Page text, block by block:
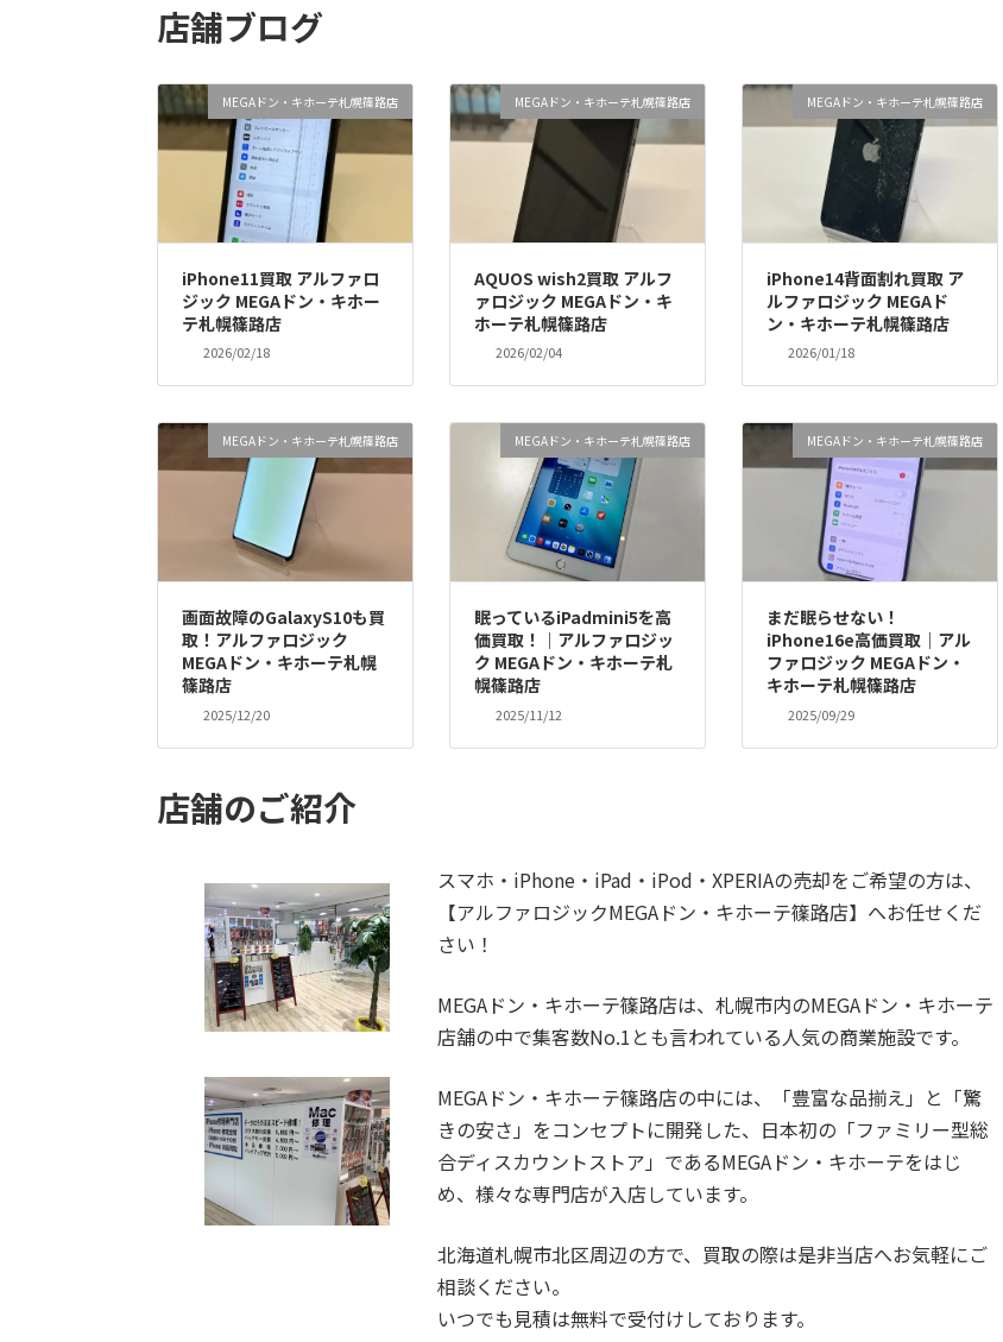
店舗ブログ
MEGAドン・キホーテ札幌篠路店
iPhone11買取 アルファロ
ジック MEGAドン・キホー
テ札幌篠路店
2026/02/18
MEGAドン・キホーテ札幌篠路店
AQUOS wish2買取 アルフ
ァロジック MEGAドン・キ
ホーテ札幌篠路店
2026/02/04
MEGAドン・キホーテ札幌篠路店
iPhone14背面割れ買取 ア
ルファロジック MEGAド
ン・キホーテ札幌篠路店
2026/01/18
MEGAドン・キホーテ札幌篠路店
画面故障のGalaxyS10も買
取！アルファロジック
MEGAドン・キホーテ札幌
篠路店
2025/12/20
MEGAドン・キホーテ札幌篠路店
眠っているiPadmini5を高
価買取！｜アルファロジッ
ク MEGAドン・キホーテ札
幌篠路店
2025/11/12
MEGAドン・キホーテ札幌篠路店
まだ眠らせない！
iPhone16e高価買取｜アル
ファロジック MEGAドン・
キホーテ札幌篠路店
2025/09/29
店舗のご紹介
スマホ・iPhone・iPad・iPod・XPERIAの売却をご希望の方は、
【アルファロジックMEGAドン・キホーテ篠路店】へお任せくだ
さい！
MEGAドン・キホーテ篠路店は、札幌市内のMEGAドン・キホーテ
店舗の中で集客数No.1とも言われている人気の商業施設です。
MEGAドン・キホーテ篠路店の中には、「豊富な品揃え」と「驚
きの安さ」をコンセプトに開発した、日本初の「ファミリー型総
合ディスカウントストア」であるMEGAドン・キホーテをはじ
め、様々な専門店が入店しています。
北海道札幌市北区周辺の方で、買取の際は是非当店へお気軽にご
相談ください。
いつでも見積は無料で受付けしております。